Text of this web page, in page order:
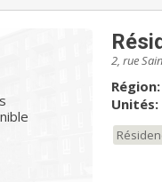
2, rue
Région:
Unités: